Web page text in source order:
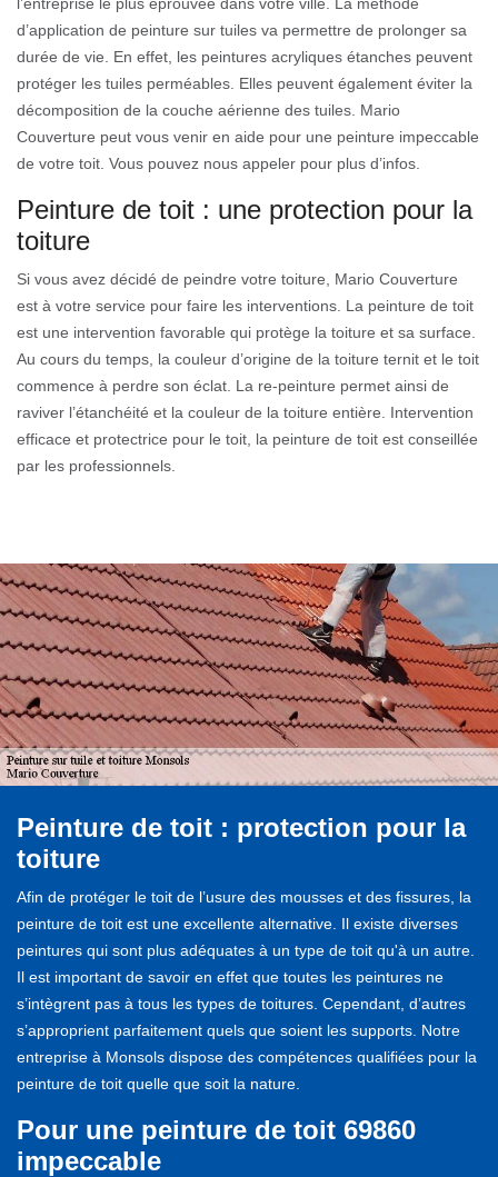
d’application de peinture sur tuiles va permettre de prolonger sa
durée de vie. En effet, les peintures acryliques étanches peuvent
protéger les tuiles perméables. Elles peuvent également éviter la
décomposition de la couche aérienne des tuiles. Mario
Couverture peut vous venir en aide pour une peinture impeccable
de votre toit. Vous pouvez nous appeler pour plus d’infos.
Peinture de toit : une protection pour la
toiture
Si vous avez décidé de peindre votre toiture, Mario Couverture
est à votre service pour faire les interventions. La peinture de toit
est une intervention favorable qui protège la toiture et sa surface.
Au cours du temps, la couleur d’origine de la toiture ternit et le toit
commence à perdre son éclat. La re-peinture permet ainsi de
raviver l’étanchéité et la couleur de la toiture entière. Intervention
efficace et protectrice pour le toit, la peinture de toit est conseillée
par les professionnels.
Peinture de toit : protection pour la
toiture
Afin de protéger le toit de l’usure des mousses et des fissures, la
peinture de toit est une excellente alternative. Il existe diverses
peintures qui sont plus adéquates à un type de toit qu'à un autre.
Il est important de savoir en effet que toutes les peintures ne
s’intègrent pas à tous les types de toitures. Cependant, d’autres
s’approprient parfaitement quels que soient les supports. Notre
entreprise à Monsols dispose des compétences qualifiées pour la
peinture de toit quelle que soit la nature.
Pour une peinture de toit 69860
impeccable